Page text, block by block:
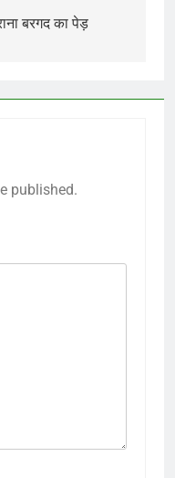
बरगद का पेड़
published.